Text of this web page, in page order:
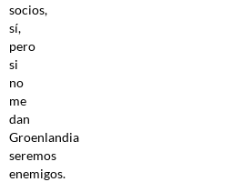
socios,
sí,
pero
si
no
me
dan
Groenlandia
seremos
enemigos.